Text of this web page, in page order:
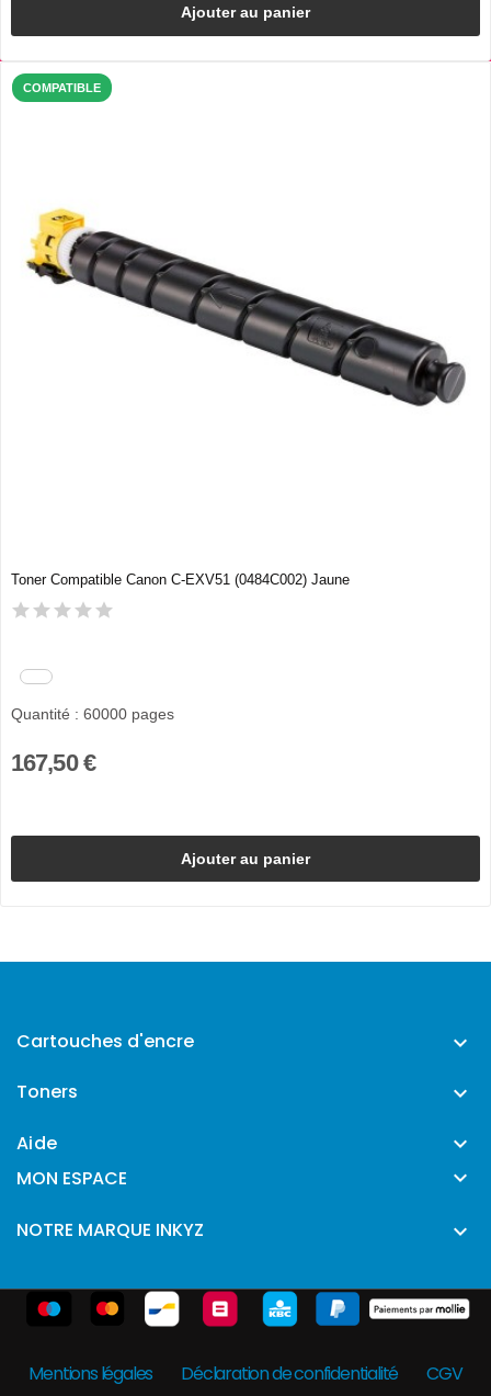
Ajouter au panier
COMPATIBLE
Toner Compatible Canon C-EXV51 (0484C002) Jaune
Quantité : 60000 pages
167,50 €
Ajouter au panier
Cartouches d'encre 
Toners 
Aide 
MON ESPACE 
NOTRE MARQUE INKYZ 
Mentions légales Déclaration de confidentialité CGV